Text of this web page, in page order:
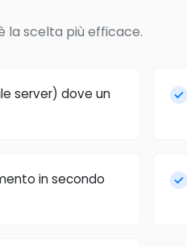
la scelta più efficace.
server) dove un
in secondo